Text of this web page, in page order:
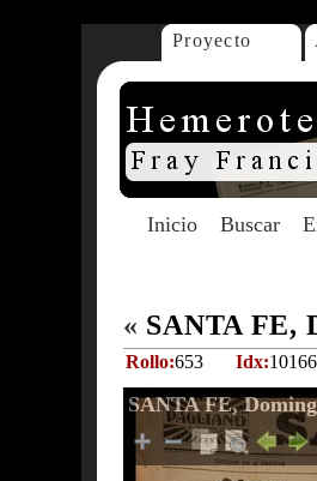
Proyecto
Inicio Buscar
« SANTA FE,
Rollo:653 Idx:10166
SANTA FE,